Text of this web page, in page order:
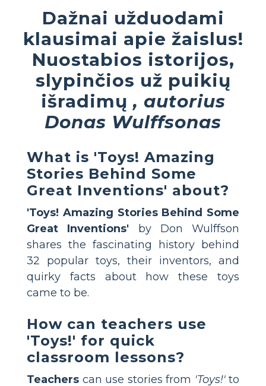
Dažnai užduodami
klausimai apie žaislus!
Nuostabios istorijos,
slypinčios už puikių
išradimų , autorius
Donas Wulffsonas
What is 'Toys! Amazing
Stories Behind Some
Great Inventions' about?
'Toys! Amazing Stories Behind Some
Great Inventions' by Don Wulffson
shares the fascinating history behind
32 popular toys, their inventors, and
quirky facts about how these toys
came to be.
How can teachers use
'Toys!' for quick
classroom lessons?
Teachers can use stories from 'Toys!'to